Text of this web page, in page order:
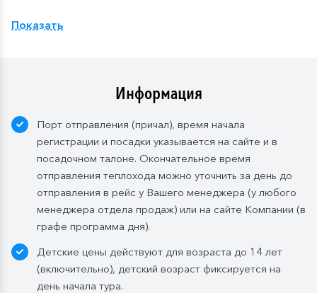
ресторане «Нева» на шлюпочной палу
тариф предусмотрен по умолчанию.
элементами шведского стола. Включены напитки
без ограничения: вода, сок, чай, кофе. В рейсах до
4-х дней при ранней высадке в день прибытия
завтрак континентальный;
заказная система питания, выбор блюд со 2-
го дня круиза. Включены напитки без ограничения:
Ужин:
заказная система питания, выбор блюд со 2-
Показать
Информация
Порт отправления (причал), время начала
регистрации и посадки указывается на сайте и в
посадочном талоне. Окончательное время
отправления теплохода можно уточнить за день до
отправления в рейс у Вашего менеджера (у любого
менеджера отдела продаж) или на сайте Компании (в
графе программа дня).
Детские цены действуют для возраста до 14 лет
(включительно), детский возраст фиксируется на
день начала тура.